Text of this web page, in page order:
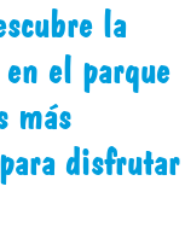
la
el parque
más
disfrutar